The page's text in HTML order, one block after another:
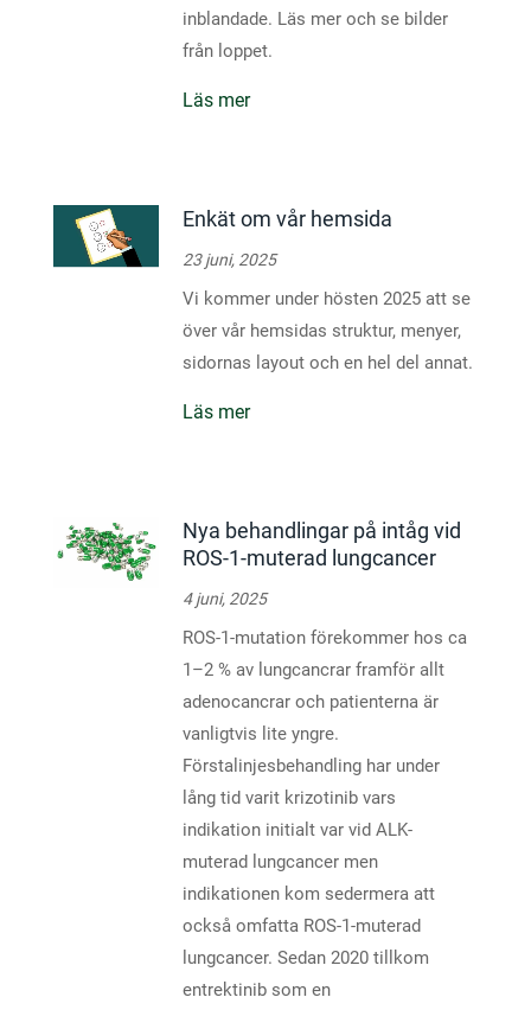
inblandade. Läs mer och se bilder
från loppet.
Läs mer
Enkät om vår hemsida
23 juni, 2025
Vi kommer under hösten 2025 att se
över vår hemsidas struktur, menyer,
sidornas layout och en hel del annat.
Läs mer
Nya behandlingar på intåg vid
ROS-1-muterad lungcancer
4 juni, 2025
ROS-1-mutation förekommer hos ca
1–2 % av lungcancrar framför allt
adenocancrar och patienterna är
vanligtvis lite yngre.
Förstalinjesbehandling har under
lång tid varit krizotinib vars
indikation initialt var vid ALK-
muterad lungcancer men
indikationen kom sedermera att
också omfatta ROS-1-muterad
lungcancer. Sedan 2020 tillkom
entrektinib som en